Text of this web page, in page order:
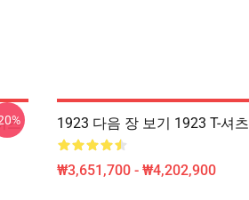
츠 1923 다음 장 보기 1923 T-셔츠
₩3,651,700 - ₩4,202,900